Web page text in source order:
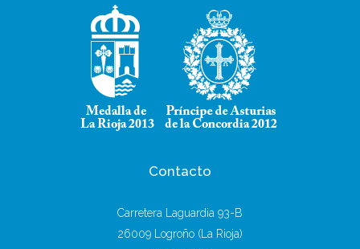
Contacto
Carretera Laguardia 93-B
26009 Logroño (La Rioja)